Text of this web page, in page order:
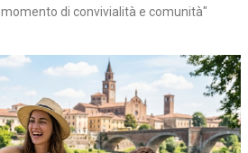
momento di convivialità e comunità"